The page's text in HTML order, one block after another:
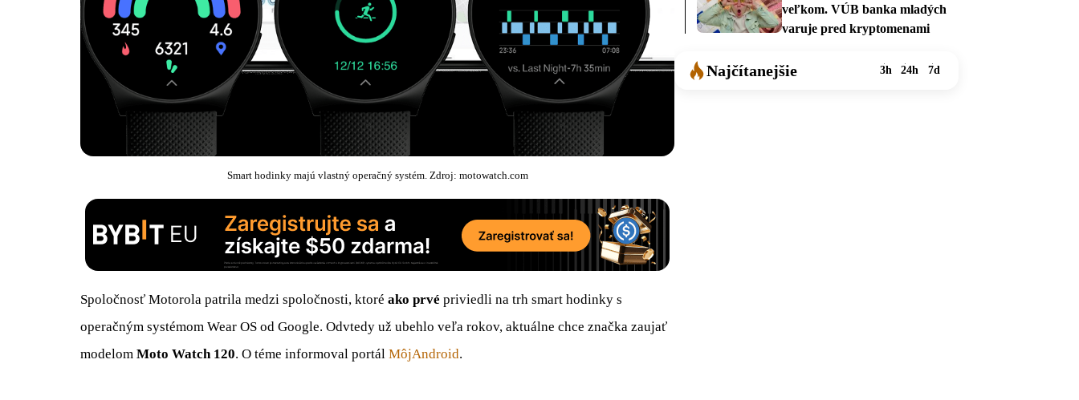
Smart hodinky majú vlastný operačný systém. Zdroj: motowatch.com
Spoločnosť Motorola patrila medzi spoločnosti, ktoré ako prvé priviedli na trh smart hodinky s
operačným systémom Wear OS od Google. Odvtedy už ubehlo veľa rokov, aktuálne chce značka zaujať
modelom Moto Watch 120. O téme informoval portál MôjAndroid.
veľkom. VÚB banka mladých
varuje pred kryptomenami
Najčítanejšie 3h 24h 7d